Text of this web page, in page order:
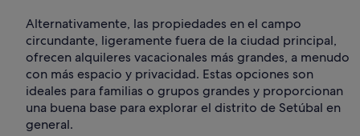
Alternativamente, las propiedades en el campo
circundante, ligeramente fuera de la ciudad principal,
ofrecen alquileres vacacionales más grandes, a menudo
con más espacio y privacidad. Estas opciones son
ideales para familias o grupos grandes y proporcionan
una buena base para explorar el distrito de Setúbal en
general.